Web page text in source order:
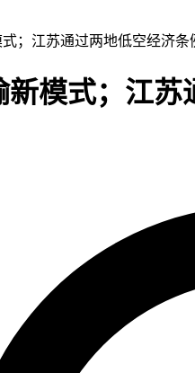
；江苏通过两地低空经济条
模式；江